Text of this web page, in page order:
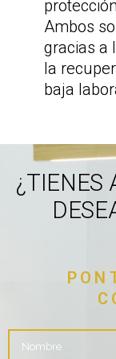
Ambos
gracias a
la
baja
¿TIENES